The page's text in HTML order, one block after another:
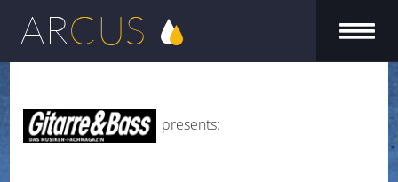
presents: